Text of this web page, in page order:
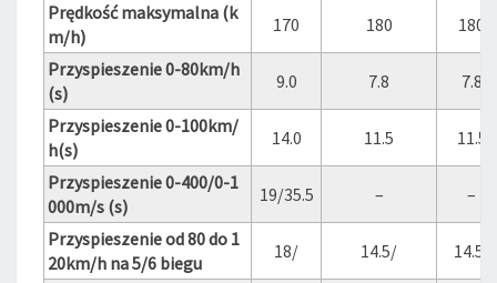
Prędkość maksymalna (k
m/h)
170 180
180
Przyspieszenie 0-80km/h
(s)
9.0 7.8
7.8
Przyspieszenie 0-100km/
h(s)
14.0 11.5
11.5
Przyspieszenie 0-400/0-1
000m/s (s)
19/35.5 –
–
Przyspieszenie od 80 do 1
20km/h na 5/6 biegu
18/ 14.5/
14.5/